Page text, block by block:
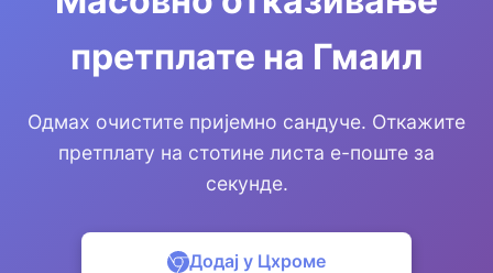
претплате на Гмаил
Одмах очистите пријемно сандуче. Откажите
претплату на стотине листа е-поште за
секунде.
Додај у Цхроме